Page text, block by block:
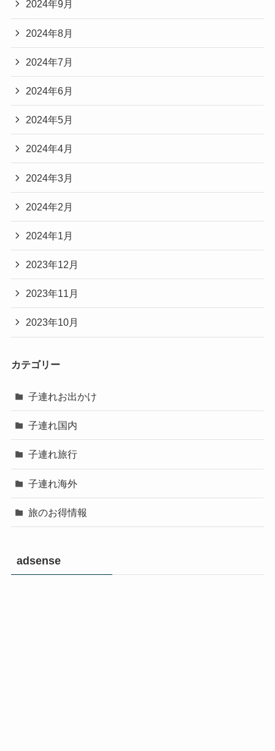
2024年9月
2024年8月
2024年7月
2024年6月
2024年5月
2024年4月
2024年3月
2024年2月
2024年1月
2023年12月
2023年11月
2023年10月
カテゴリー
子連れお出かけ
子連れ国内
子連れ旅行
子連れ海外
旅のお得情報
adsense